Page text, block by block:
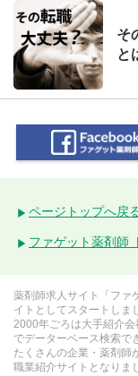
そ
と
ページトップへ戻
ファゲット薬剤師
薬剤師求人サイト「ファ
イトとしてスタートしま
2000年ごろは大手紹介
でデーターベース検索で
たくさんの企業・薬剤師
職業紹介サイトとなりま